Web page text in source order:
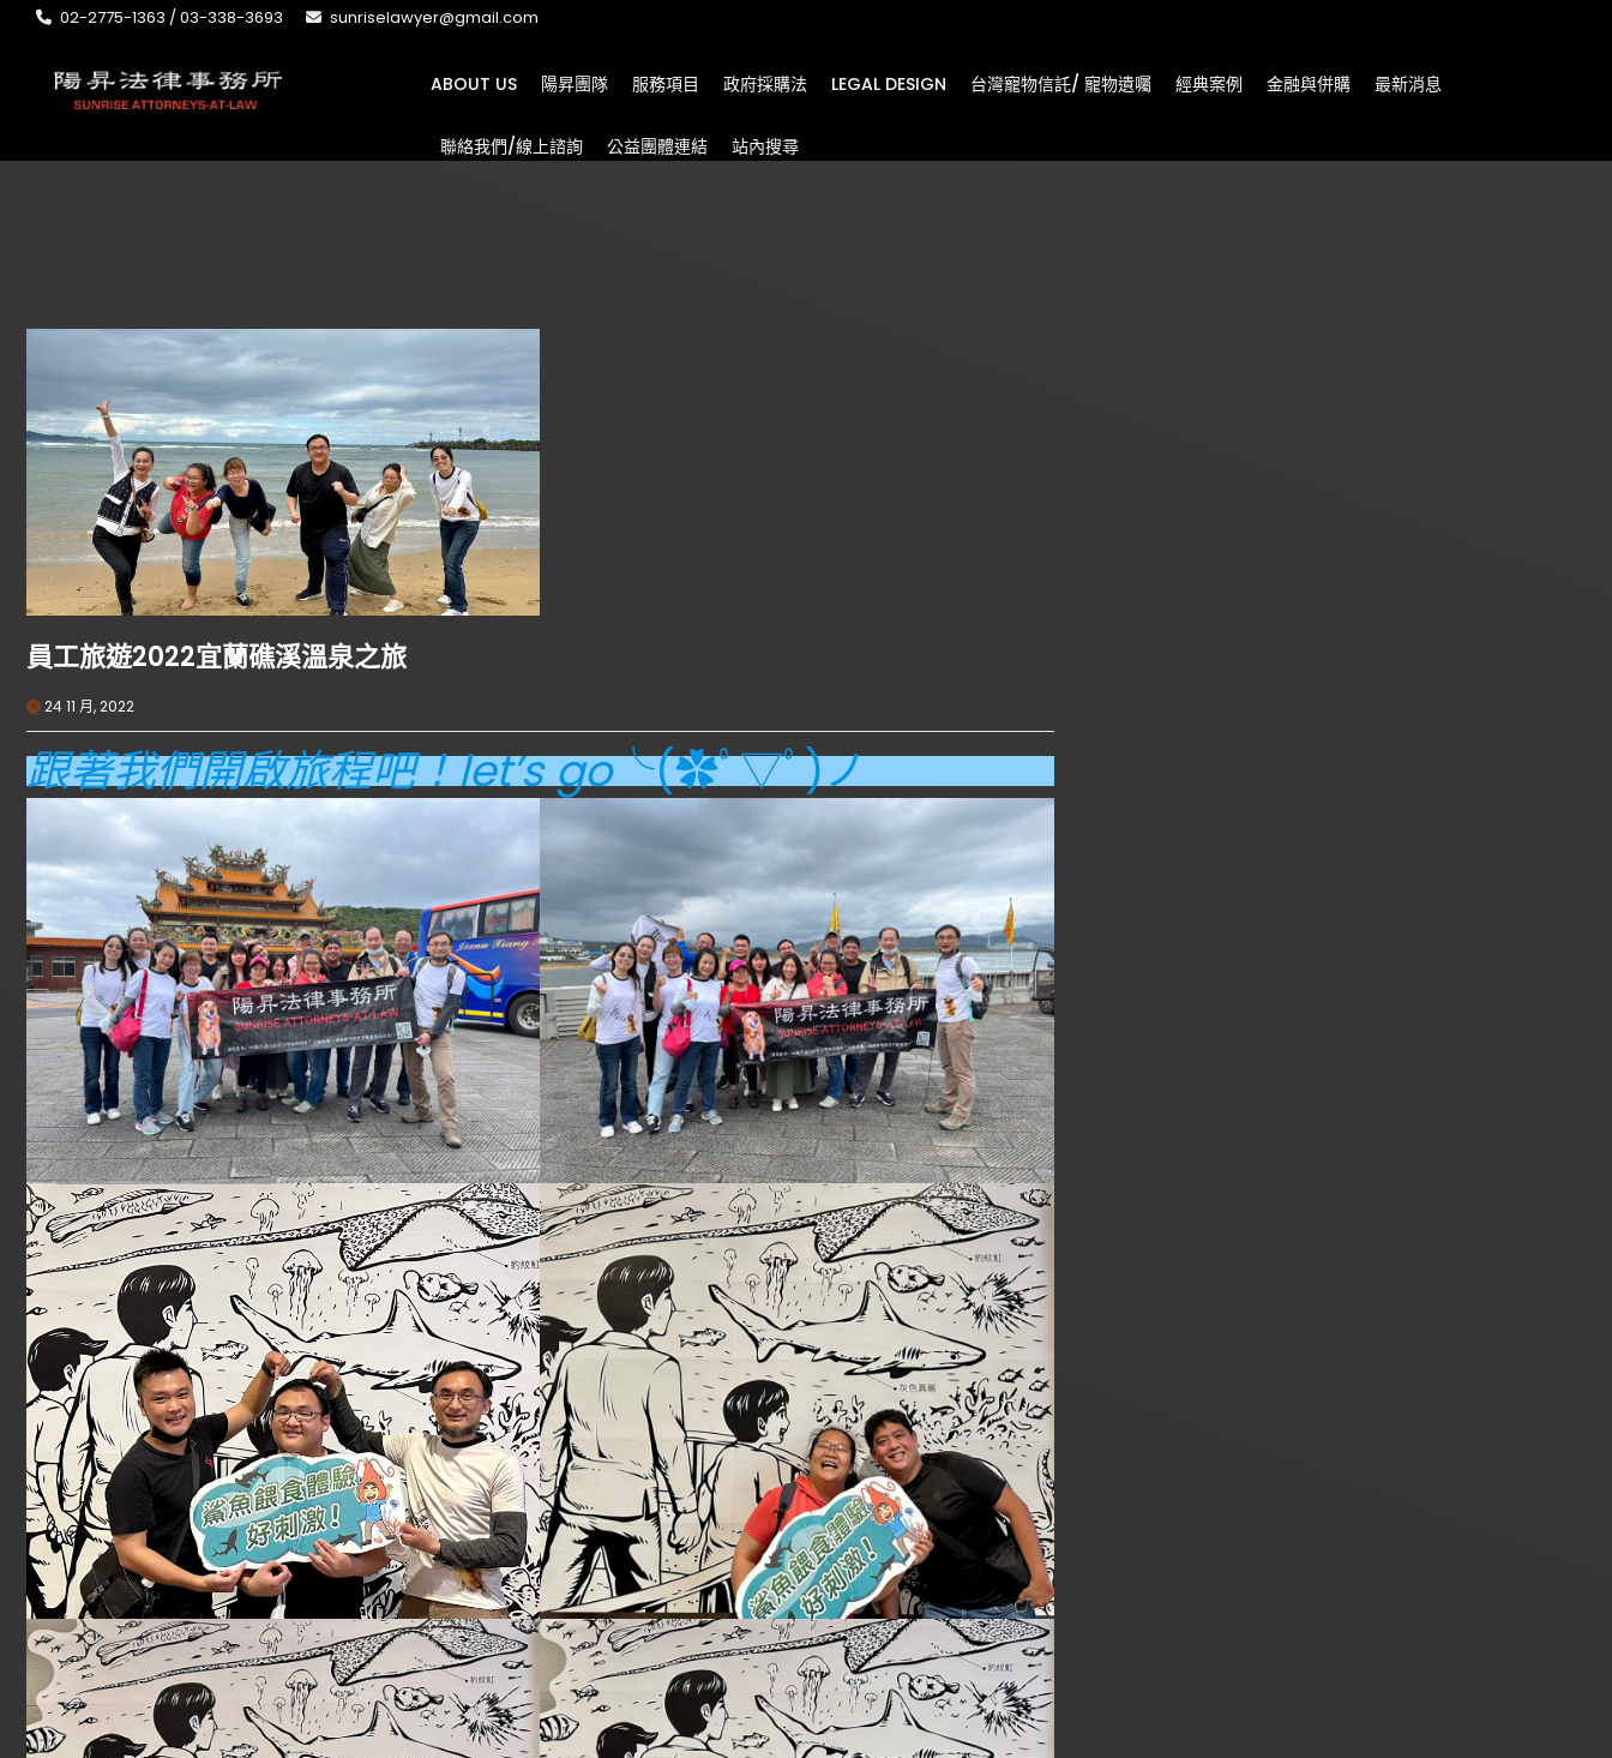
02-2775-1363 / 03-338-3693 sunriselawyer@gmail.com
ABOUT US 陽昇團隊 服務項目 政府採購法 LEGAL DESIGN 台灣寵物信託/ 寵物遺囑 經典案例 金融與併購 最新消息
聯絡我們/線上諮詢 公益團體連結 站內搜尋
員工旅遊2022宜蘭礁溪溫泉之旅
24 11 月, 2022
跟著我們開啟旅程吧！let’s go╰(✿ﾟ▽ﾟ)ノ